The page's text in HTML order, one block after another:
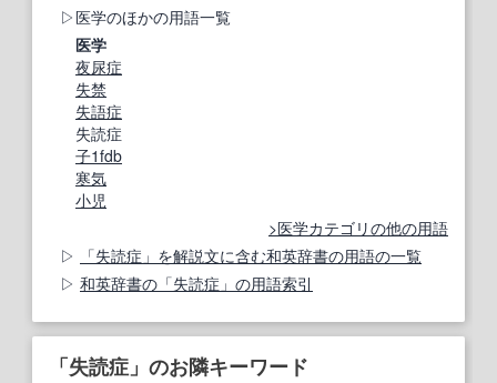
医学のほかの用語一覧
医学
夜尿症
失禁
失語症
失読症
子1fdb
寒気
小児
医学カテゴリの他の用語
「失読症」を解説文に含む和英辞書の用語の一覧
和英辞書の「失読症」の用語索引
「失読症」のお隣キーワード